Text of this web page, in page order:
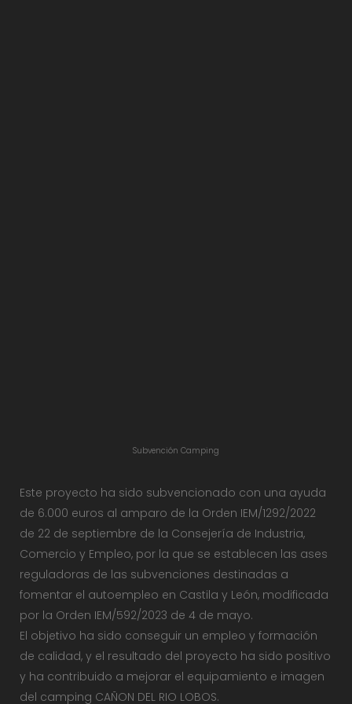
Subvención Camping
Este proyecto ha sido subvencionado con una ayuda
de 6.000 euros al amparo de la Orden IEM/1292/2022
de 22 de septiembre de la Consejería de Industria,
Comercio y Empleo, por la que se establecen las ases
reguladoras de las subvenciones destinadas a
fomentar el autoempleo en Castila y León, modificada
por la Orden IEM/592/2023 de 4 de mayo.
El objetivo ha sido conseguir un empleo y formación
de calidad, y el resultado del proyecto ha sido positivo
y ha contribuido a mejorar el equipamiento e imagen
del camping CAÑON DEL RIO LOBOS.